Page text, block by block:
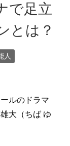
で足立
とは？
人
ルのドラマ
大（ちば ゆ